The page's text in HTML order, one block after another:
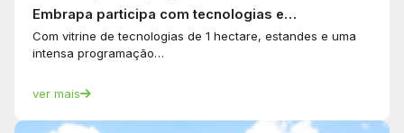
Embrapa participa com tecnologias e…
Com vitrine de tecnologias de 1 hectare, estandes e uma
intensa programação…
ver mais